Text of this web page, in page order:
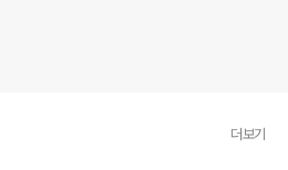
더보기